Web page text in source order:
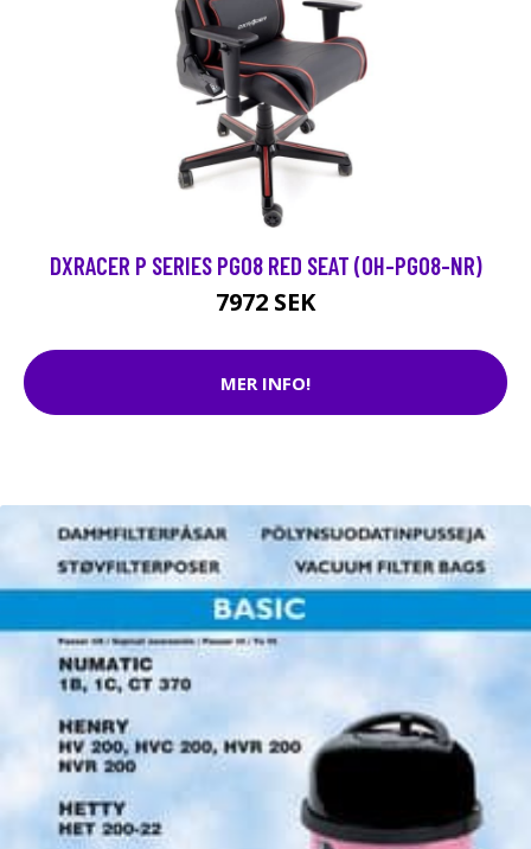
DXRACER P SERIES PG08 RED SEAT (OH-PG08-NR)
7972 SEK
MER INFO!